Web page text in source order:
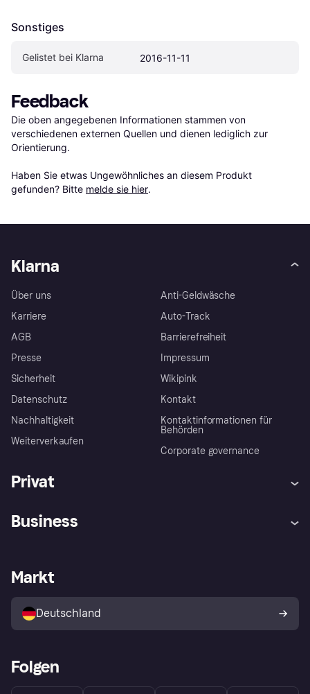
Sonstiges
Gelistet bei Klarna 2016-11-11
Feedback
Die oben angegebenen Informationen stammen von
verschiedenen externen Quellen und dienen lediglich zur
Orientierung.
Haben Sie etwas Ungewöhnliches an diesem Produkt
gefunden? Bitte melde sie hier.
Klarna
Über uns
Karriere
AGB
Presse
Sicherheit
Datenschutz
Nachhaltigkeit
Weiterverkaufen
Anti-Geldwäsche
Auto-Track
Barrierefreiheit
Impressum
Wikipink
Kontakt
Kontaktinformationen für
Behörden
Corporate governance
Privat
Klarna App
Shops entdecken
Käuferschutzrichtlinie
Dein Widerrufsrecht
Business
Händlerportal
Markt
Deutschland
Folgen